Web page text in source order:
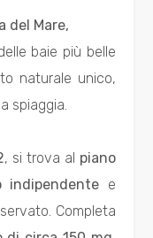
del Mare,
baie più belle
naturale unico,
spiaggia.
, si trova al piano
indipendente e
Completa